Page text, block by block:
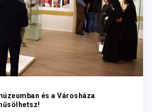
és a Városháza